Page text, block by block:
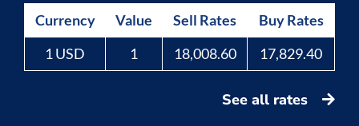
Currency Value Sell Rates
Buy Rates
1 USD
1 18,008.60 17,829.40
See all rates